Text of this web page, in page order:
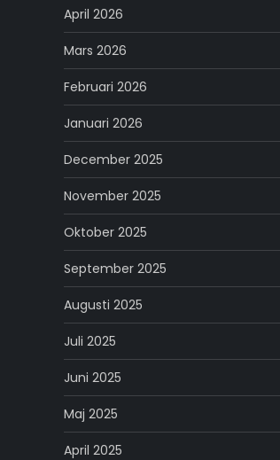
April 2026
Mars 2026
Februari 2026
Januari 2026
December 2025
November 2025
Oktober 2025
September 2025
Augusti 2025
Juli 2025
Juni 2025
Maj 2025
April 2025